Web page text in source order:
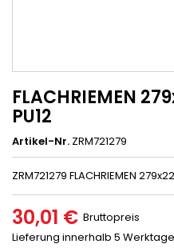
FLACHRIEMEN
PU12
Artikel-Nr. ZRM721279
ZRM721279 FLACHRIEMEN
30,01 € Bruttopreis
Lieferung innerhalb 5